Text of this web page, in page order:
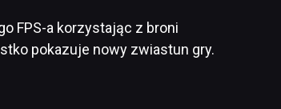
FPS-a korzystając z broni
pokazuje nowy zwiastun gry.